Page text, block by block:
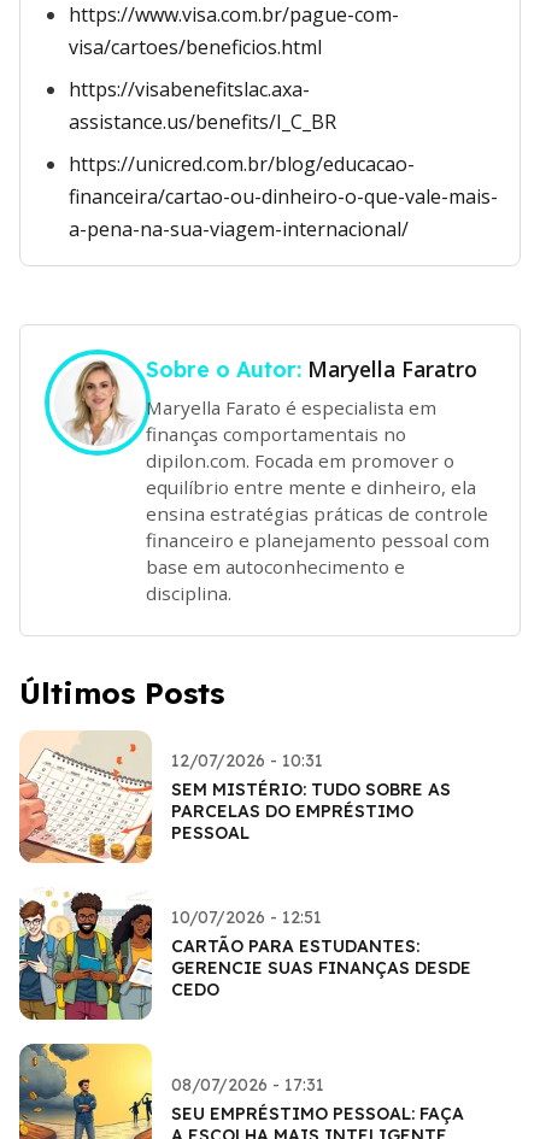
https://www.visa.com.br/pague-com-
visa/cartoes/beneficios.html
https://visabenefitslac.axa-
assistance.us/benefits/I_C_BR
https://unicred.com.br/blog/educacao-
financeira/cartao-ou-dinheiro-o-que-vale-mais-
a-pena-na-sua-viagem-internacional/
Sobre o Autor: Maryella Faratro
Maryella Farato é especialista em
finanças comportamentais no
dipilon.com. Focada em promover o
equilíbrio entre mente e dinheiro, ela
ensina estratégias práticas de controle
financeiro e planejamento pessoal com
base em autoconhecimento e
disciplina.
Últimos Posts
12/07/2026 - 10:31
SEM MISTÉRIO: TUDO SOBRE AS
PARCELAS DO EMPRÉSTIMO
PESSOAL
10/07/2026 - 12:51
CARTÃO PARA ESTUDANTES:
GERENCIE SUAS FINANÇAS DESDE
CEDO
08/07/2026 - 17:31
SEU EMPRÉSTIMO PESSOAL: FAÇA